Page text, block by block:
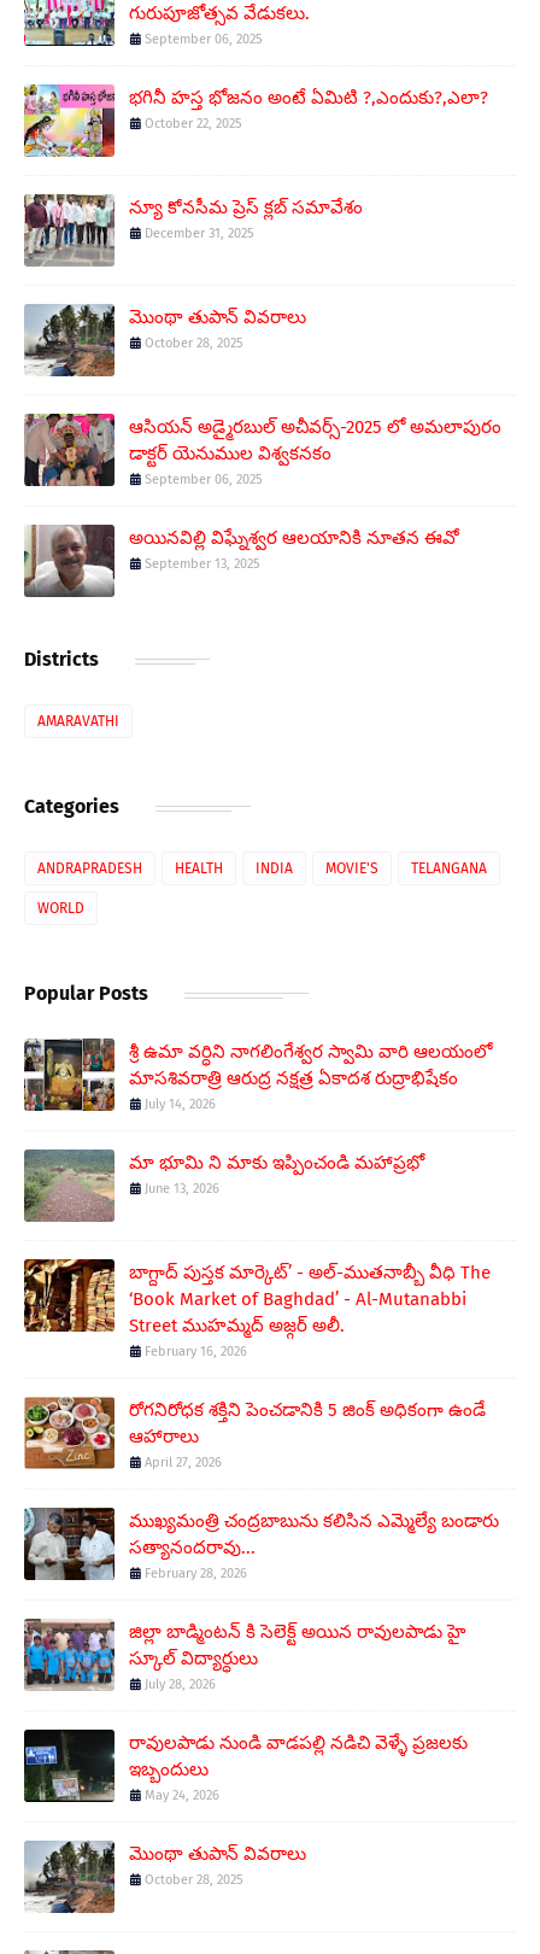
గురుపూజోత్సవ వేడుకలు.
September 06, 2025
భగినీ హస్త భోజనం అంటే ఏమిటి ?,ఎందుకు?,ఎలా?
October 22, 2025
న్యూ కోనసీమ ప్రెస్ క్లబ్ సమావేశం
December 31, 2025
మొంథా తుపాన్ వివరాలు
October 28, 2025
ఆసియన్ అడ్మైరబుల్ అచీవర్స్-2025 లో అమలాపురం
డాక్టర్ యెనుముల విశ్వకనకం
September 06, 2025
అయినవిల్లి విఘ్నేశ్వర ఆలయానికి నూతన ఈవో
September 13, 2025
Districts
AMARAVATHI
Categories
ANDRAPRADESH HEALTH INDIA MOVIE'S TELANGANA
WORLD
Popular Posts
శ్రీ ఉమా వర్ధిని నాగలింగేశ్వర స్వామి వారి ఆలయంలో
మాసశివరాత్రి ఆరుద్ర నక్షత్ర ఏకాదశ రుద్రాభిషేకం
July 14, 2026
మా భూమి ని మాకు ఇప్పించండి మహాప్రభో
June 13, 2026
బాగ్దాద్ పుస్తక మార్కెట్’ - అల్-ముతనాబ్బీ వీధి The
‘Book Market of Baghdad’ - Al-Mutanabbi
Street ముహమ్మద్ అజ్గర్ అలీ.
February 16, 2026
రోగనిరోధక శక్తిని పెంచడానికి 5 జింక్ అధికంగా ఉండే
ఆహారాలు
April 27, 2026
ముఖ్యమంత్రి చంద్రబాబును కలిసిన ఎమ్మెల్యే బండారు
సత్యానందరావు...
February 28, 2026
జిల్లా బాడ్మింటన్ కి సెలెక్ట్ అయిన రావులపాడు హై
స్కూల్ విద్యార్ధులు
July 28, 2026
రావులపాడు నుండి వాడపల్లి నడిచి వెళ్ళే ప్రజలకు
ఇబ్బందులు
May 24, 2026
మొంథా తుపాన్ వివరాలు
October 28, 2025